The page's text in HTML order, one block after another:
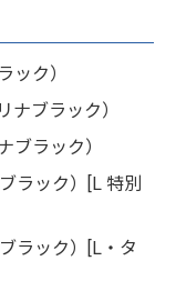
ック）
ナブラック）
ブラック）
ラック）[L 特別
ラック）[L・タ